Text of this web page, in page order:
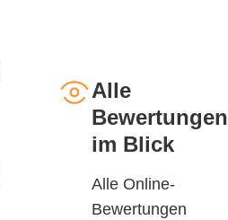
Alle
Bewertungen
im Blick
Alle Online-
Bewertungen